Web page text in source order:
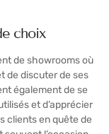
choix
de showrooms où
de discuter de ses
également de se
et d’apprécier
clients en quête de